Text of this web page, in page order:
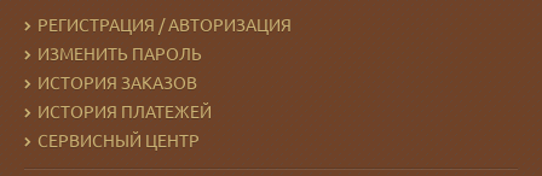
РЕГИСТРАЦИЯ / АВТОРИЗАЦИЯ
ИЗМЕНИТЬ ПАРОЛЬ
ИСТОРИЯ ЗАКАЗОВ
ИСТОРИЯ ПЛАТЕЖЕЙ
СЕРВИСНЫЙ ЦЕНТР